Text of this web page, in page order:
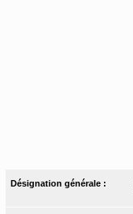
Désignation générale :